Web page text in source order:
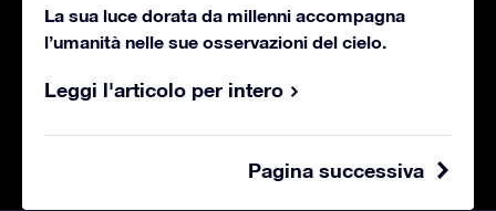
La sua luce dorata da millenni accompagna
l’umanità nelle sue osservazioni del cielo.
Leggi l'articolo per intero
Pagina successiva